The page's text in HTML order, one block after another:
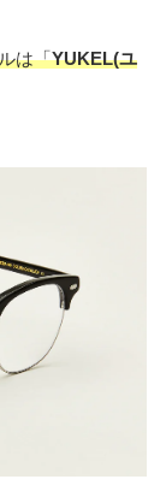
は「YUKEL(ユ